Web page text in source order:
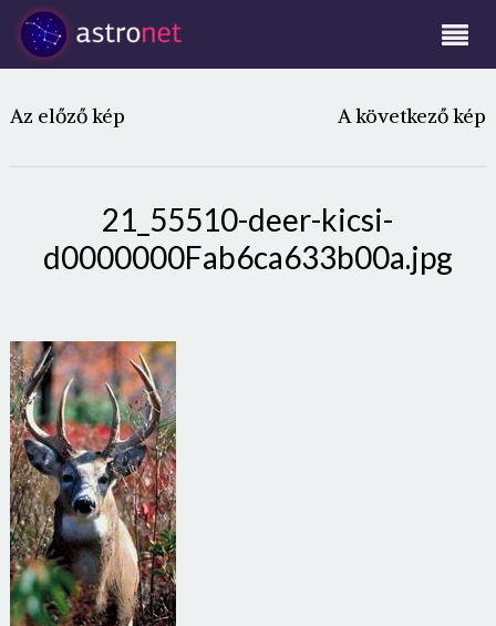
Az előző kép A következő kép
21_55510-deer-kicsi-
d0000000Fab6ca633b00a.jpg